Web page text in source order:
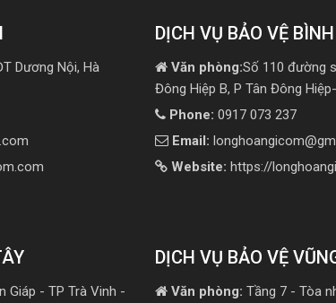
Dương Nội, Hà
DỊCH VỤ BẢO VỆ
Văn phòng:Số 110 đường
Đông Hiệp B, P Tân Đông
Phone: 0917 073 237
Email:
Website: https://
Giáp - TP Trà Vinh -
DỊCH VỤ BẢO VỆ
Văn phòng: Tầng 7 - Tòa